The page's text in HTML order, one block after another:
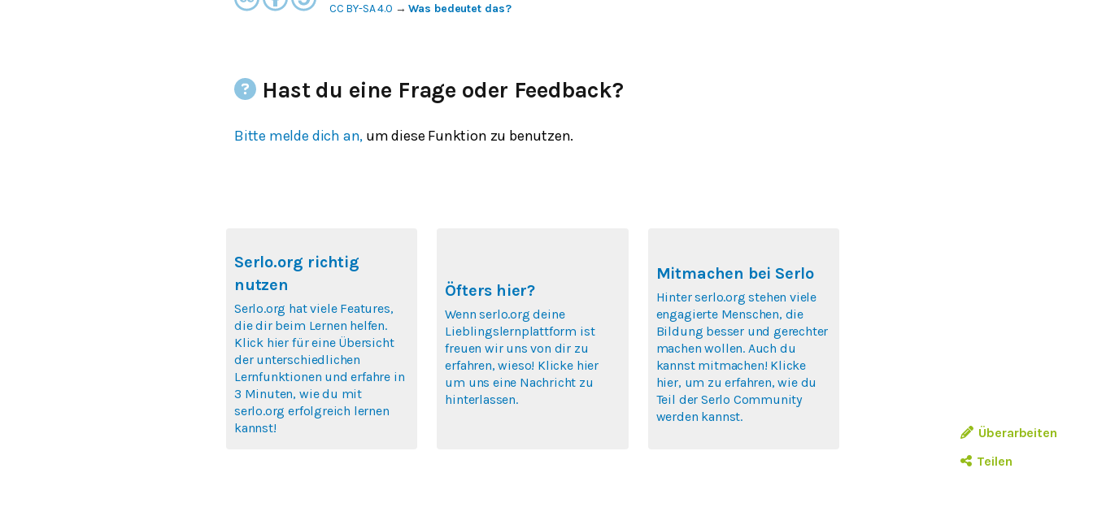
Überarbeiten
Teilen
CC BY-SA 4.0 →Was bedeutet das?
Hast du eine Frage oder Feedback?
Bitte melde dich an, um diese Funktion zu benutzen.
Serlo.org richtig
nutzen
Serlo.org hat viele Features,
die dir beim Lernen helfen.
Klick hier für eine Übersicht
der unterschiedlichen
Lernfunktionen und erfahre in
3 Minuten, wie du mit
serlo.org erfolgreich lernen
kannst!
Öfters hier?
Wenn serlo.org deine
Lieblingslernplattform ist
freuen wir uns von dir zu
erfahren, wieso! Klicke hier
um uns eine Nachricht zu
hinterlassen.
Mitmachen bei Serlo
Hinter serlo.org stehen viele
engagierte Menschen, die
Bildung besser und gerechter
machen wollen. Auch du
kannst mitmachen! Klicke
hier, um zu erfahren, wie du
Teil der Serlo Community
werden kannst.